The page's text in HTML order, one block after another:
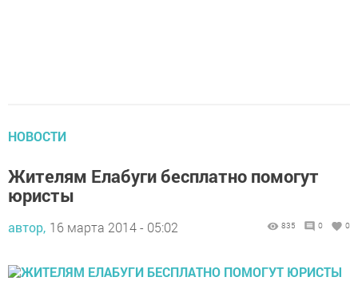
НОВОСТИ
Жителям Елабуги бесплатно помогут
юристы
автор, 16 марта 2014 - 05:02 835 0 0